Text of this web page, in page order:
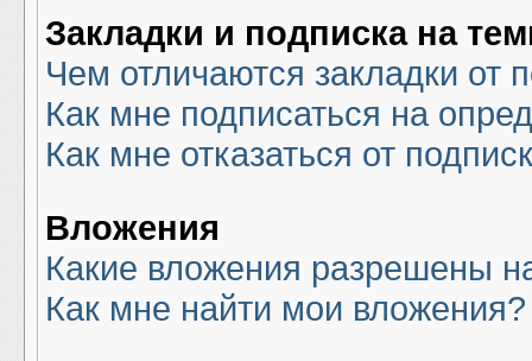
Закладки и подписка на
Чем отличаются закладки от
Как мне подписаться на
Как мне отказаться от
Вложения
Какие вложения разрешены
Как мне найти мои вложения?